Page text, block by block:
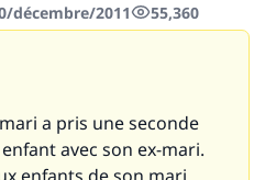
décembre/2011 55,360
a pris une seconde
avec son ex-mari.